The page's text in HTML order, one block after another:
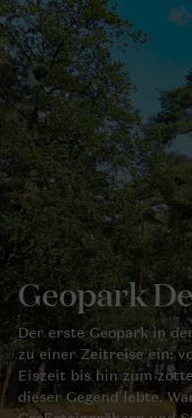
Geopark
Der erste Geopark in
zu einer Zeitreise ein:
Eiszeit bis hin zum
dieser Gegend lebte.